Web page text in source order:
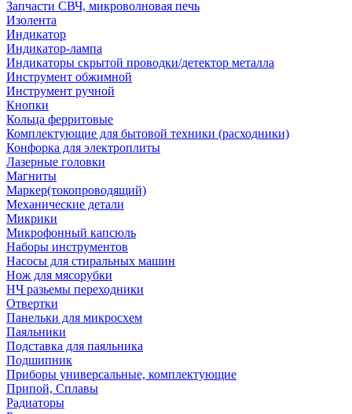
Запчасти СВЧ, микроволновая печь
Изолента
Индикатор
Индикатор-лампа
Индикаторы скрытой проводки/детектор металла
Инструмент обжимной
Инструмент ручной
Кнопки
Кольца ферритовые
Комплектующие для бытовой техники (расходники)
Конфорка для электроплиты
Лазерные головки
Магниты
Маркер(токопроводящий)
Механические детали
Микрики
Микрофонный капсюль
Наборы инструментов
Насосы для стиральных машин
Нож для мясорубки
НЧ разьемы переходники
Отвертки
Панельки для микросхем
Паяльники
Подставка для паяльника
Подшипник
Приборы универсальные, комплектующие
Припой, Сплавы
Радиаторы